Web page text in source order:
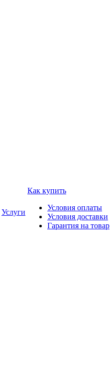
Услуги
Как купить
Условия оплаты
Условия доставки
Гарантия на товар